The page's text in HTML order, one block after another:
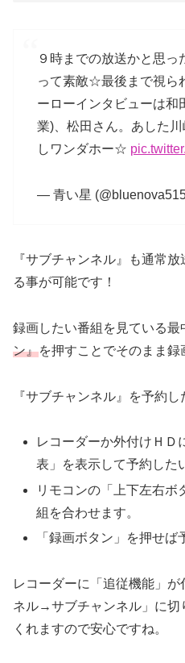
９時までの放送かと思
って素敵☆最後まで視ら
ーローインタビューは和
業)、松田さん。あした
しワンダホー☆
— 青い星
『サブチャンネル』も通常
る事が可能です！
録画したい番組を見ている最
ン』を押すことでそのまま録
『サブチャンネル』を予約し
レコーダーか外付けＨＤ
表」を表示して予約した
リモコンの「上下左右
組を合わせます。
「録画ボタン」を押せば
レコーダーに「追従機能」
ネル→サブチャンネル」に切
くれますので安心ですね。